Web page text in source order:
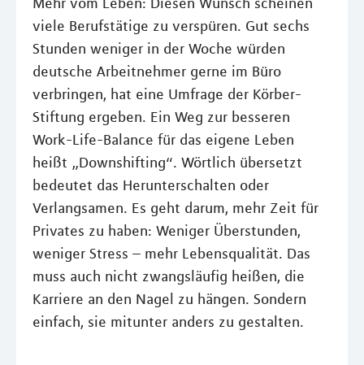
viele Berufstätige zu verspüren. Gut sechs
Stunden weniger in der Woche würden
deutsche Arbeitnehmer gerne im Büro
verbringen, hat eine Umfrage der Körber-
Stiftung ergeben. Ein Weg zur besseren
Work-Life-Balance für das eigene Leben
heißt „Downshifting“. Wörtlich übersetzt
bedeutet das Herunterschalten oder
Verlangsamen. Es geht darum, mehr Zeit für
Privates zu haben: Weniger Überstunden,
weniger Stress – mehr Lebensqualität. Das
muss auch nicht zwangsläufig heißen, die
Karriere an den Nagel zu hängen. Sondern
einfach, sie mitunter anders zu gestalten.